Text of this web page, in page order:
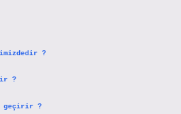
?
?
geçirir ?